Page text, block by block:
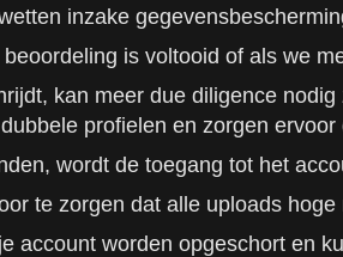
inzake
is voltooid of als we
kan meer due diligence
profielen en zorgen
wordt de toegang tot het
te zorgen dat alle uploads
account worden opgeschort en